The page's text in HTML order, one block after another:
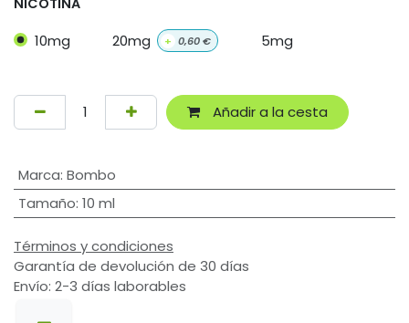
NICOTINA
10mg 20mg + 0,60€ 5mg
Añadir a la cesta
Marca: Bombo
Tamaño: 10 ml
Términos y condiciones
Garantía de devolución de 30 días
Envío: 2-3 días laborables